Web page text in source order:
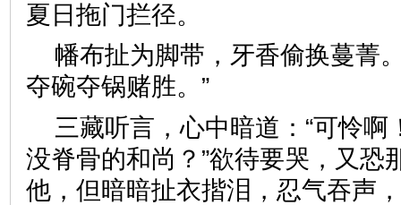
夏日拖门拦径。
幡布扯为脚带，牙香偷换蔓菁
夺碗夺锅赌胜。”
三藏听言，心中暗道：“可怜
没脊骨的和尚？”欲待要哭，又恐
他，但暗暗扯衣揩泪，忍气吞声